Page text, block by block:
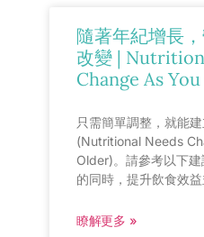
隨著年紀增長
改變 |
Change As
只需簡單調整，就能
(Nutritional Needs
Older)。請參考以下
的同時，提升飲食效益
瞭解更多 »